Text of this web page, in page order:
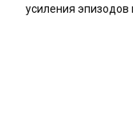
усиления